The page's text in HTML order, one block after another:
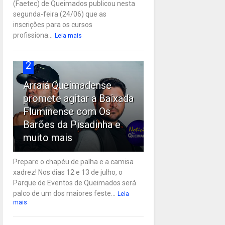
(Faetec) de Queimados publicou nesta
segunda-feira (24/06) que as
inscrições para os cursos
profissiona...
Leia mais
2
Arraiá Queimadense
promete agitar a Baixada
Fluminense com Os
Barões da Pisadinha e
muito mais
Prepare o chapéu de palha e a camisa
xadrez! Nos dias 12 e 13 de julho, o
Parque de Eventos de Queimados será
palco de um dos maiores feste...
Leia
mais